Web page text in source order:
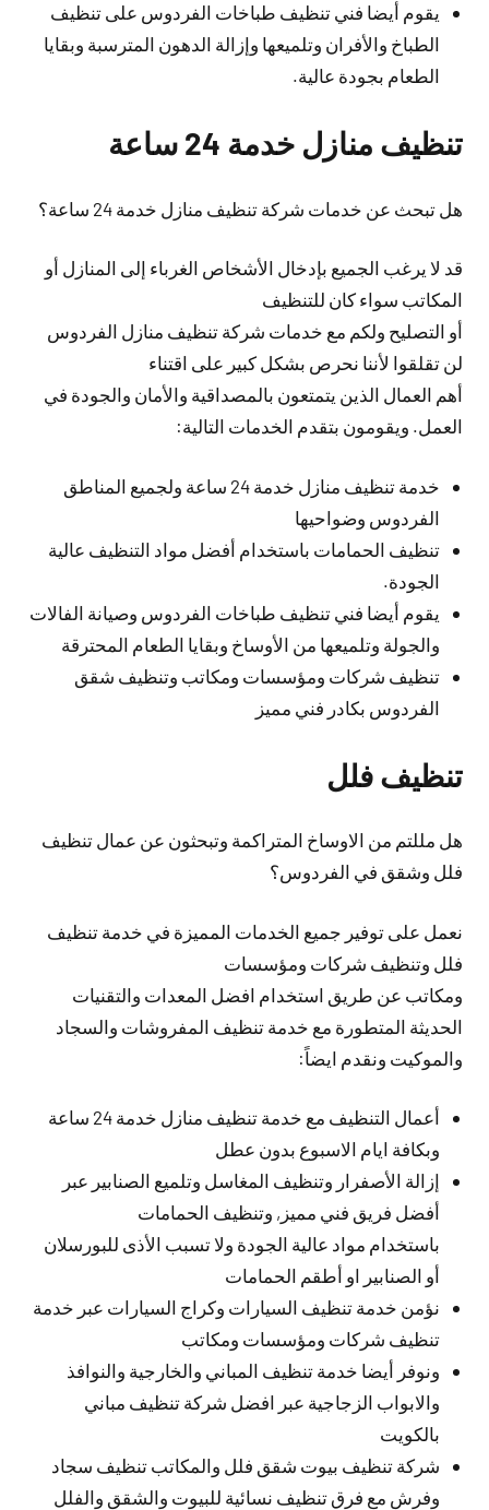
يقوم أيضا فني تنظيف طباخات الفردوس على تنظيف
الطباخ والأفران وتلميعها وإزالة الدهون المترسبة وبقايا
الطعام بجودة عالية.
تنظيف منازل خدمة 24 ساعة
هل تبحث عن خدمات شركة تنظيف منازل خدمة 24 ساعة؟
قد لا يرغب الجميع بإدخال الأشخاص الغرباء إلى المنازل أو
المكاتب سواء كان للتنظيف
أو التصليح ولكم مع خدمات شركة تنظيف منازل الفردوس
لن تقلقوا لأننا نحرص بشكل كبير على اقتناء
أهم العمال الذين يتمتعون بالمصداقية والأمان والجودة في
العمل. ويقومون بتقدم الخدمات التالية:
خدمة تنظيف منازل خدمة 24 ساعة ولجميع المناطق
الفردوس وضواحيها
تنظيف الحمامات باستخدام أفضل مواد التنظيف عالية
الجودة.
يقوم أيضا فني تنظيف طباخات الفردوس وصيانة الفالات
والجولة وتلميعها من الأوساخ وبقايا الطعام المحترقة
تنظيف شركات ومؤسسات ومكاتب وتنظيف شقق
الفردوس بكادر فني مميز
تنظيف فلل
هل مللتم من الاوساخ المتراكمة وتبحثون عن عمال تنظيف
فلل وشقق في الفردوس؟
نعمل على توفير جميع الخدمات المميزة في خدمة تنظيف
فلل وتنظيف شركات ومؤسسات
ومكاتب عن طريق استخدام افضل المعدات والتقنيات
الحديثة المتطورة مع خدمة تنظيف المفروشات والسجاد
والموكيت ونقدم ايضاً:
أعمال التنظيف مع خدمة تنظيف منازل خدمة 24 ساعة
وبكافة ايام الاسبوع بدون عطل
إزالة الأصفرار وتنظيف المغاسل وتلميع الصنابير عبر
أفضل فريق فني مميز, وتنظيف الحمامات
باستخدام مواد عالية الجودة ولا تسبب الأذى للبورسلان
أو الصنابير او أطقم الحمامات
نؤمن خدمة تنظيف السيارات وكراج السيارات عبر خدمة
تنظيف شركات ومؤسسات ومكاتب
ونوفر أيضا خدمة تنظيف المباني والخارجية والنوافذ
والابواب الزجاجية عبر افضل شركة تنظيف مباني
بالكويت
شركة تنظيف بيوت شقق فلل والمكاتب تنظيف سجاد
وفرش مع فرق تنظيف نسائية للبيوت والشقق والفلل